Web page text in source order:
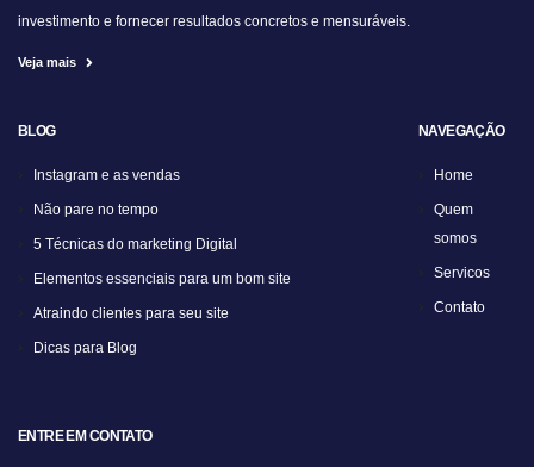
investimento e fornecer resultados concretos e mensuráveis.
Veja mais
BLOG
Instagram e as vendas
Não pare no tempo
5 Técnicas do marketing Digital
Elementos essenciais para um bom site
Atraindo clientes para seu site
Dicas para Blog
NAVEGAÇÃO
Home
Quem
somos
Servicos
Contato
ENTRE EM CONTATO